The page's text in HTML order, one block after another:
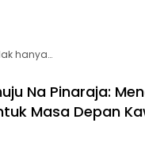
hanya…
Na Pinaraja:
Masa Depan